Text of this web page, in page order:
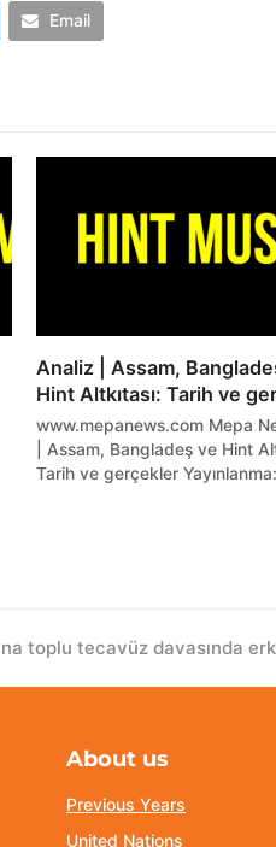
Email
Analiz | Assam,
Hint Altkıtası: Tarih ve
www.mepanews.com Mepa
| Assam, Bangladeş ve Hint
Tarih ve gerçekler
toplu tecavüz davasında
About us
Previous Years
United Nations